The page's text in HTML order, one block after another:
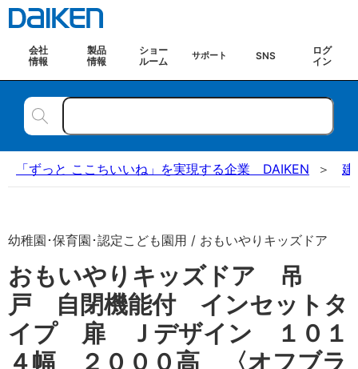
会社
情報
製品
情報
ショー
ルーム
サポート SNS
ログ
イン
「ずっと ここちいいね」を実現する企業 DAIKEN 建
幼稚園･保育園･認定こども園用 / おもいやりキッズドア
おもいやりキッズドア 吊
戸 自閉機能付 インセットタ
イプ 扉 Ｊデザイン １０１
４幅 ２０００高 〈オフブラ